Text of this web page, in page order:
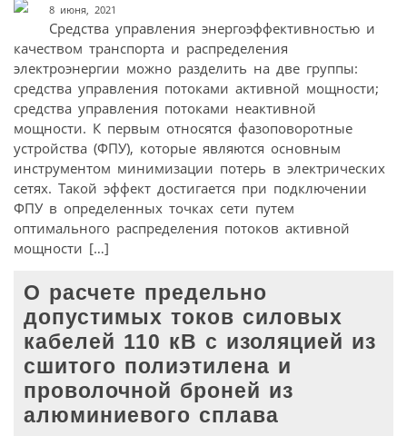
8 июня, 2021
Средства управления энергоэффективностью и
качеством транспорта и распределения
электроэнергии можно разделить на две группы:
средства управления потоками активной мощности;
средства управления потоками неактивной
мощности. К первым относятся фазоповоротные
устройства (ФПУ), которые являются основным
инструментом минимизации потерь в электрических
сетях. Такой эффект достигается при подключении
ФПУ в определенных точках сети путем
оптимального распределения потоков активной
мощности […]
О расчете предельно
допустимых токов силовых
кабелей 110 кВ с изоляцией из
сшитого полиэтилена и
проволочной броней из
алюминиевого сплава